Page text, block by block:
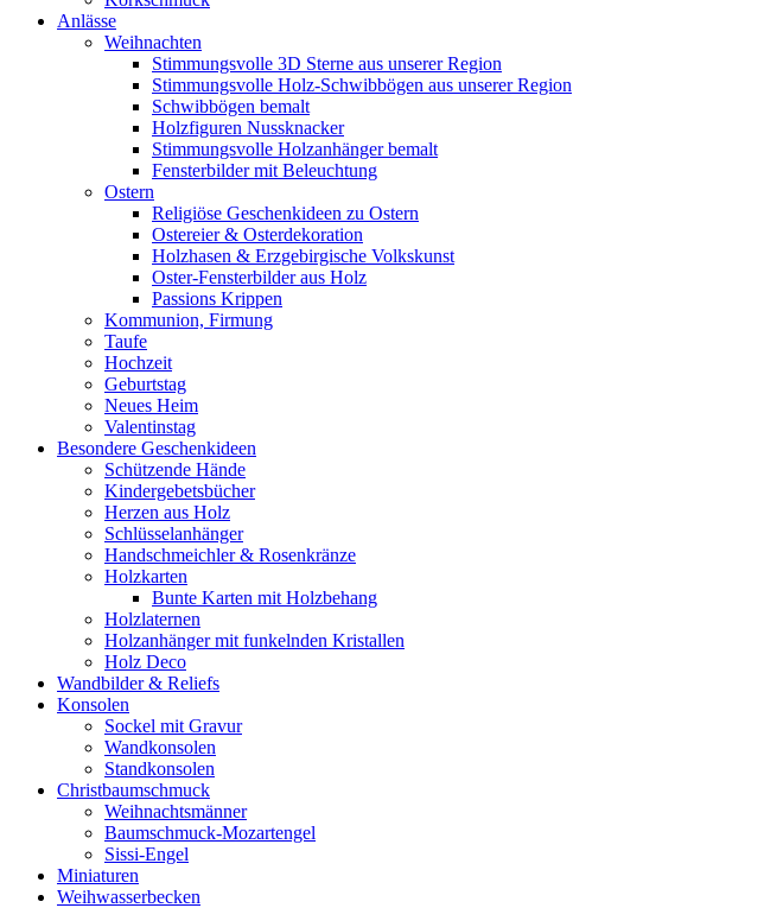
Anlässe
Weihnachten
Stimmungsvolle 3D Sterne aus unserer Region
Stimmungsvolle Holz-Schwibbögen aus unserer Region
Schwibbögen bemalt
Holzfiguren Nussknacker
Stimmungsvolle Holzanhänger bemalt
Fensterbilder mit Beleuchtung
Ostern
Religiöse Geschenkideen zu Ostern
Ostereier & Osterdekoration
Holzhasen & Erzgebirgische Volkskunst
Oster-Fensterbilder aus Holz
Passions Krippen
Kommunion, Firmung
Taufe
Hochzeit
Geburtstag
Neues Heim
Valentinstag
Besondere Geschenkideen
Schützende Hände
Kindergebetsbücher
Herzen aus Holz
Schlüsselanhänger
Handschmeichler & Rosenkränze
Holzkarten
Bunte Karten mit Holzbehang
Holzlaternen
Holzanhänger mit funkelnden Kristallen
Holz Deco
Wandbilder & Reliefs
Konsolen
Sockel mit Gravur
Wandkonsolen
Standkonsolen
Christbaumschmuck
Weihnachtsmänner
Baumschmuck-Mozartengel
Sissi-Engel
Miniaturen
Weihwasserbecken